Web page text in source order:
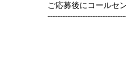
ご応募後にコールセ